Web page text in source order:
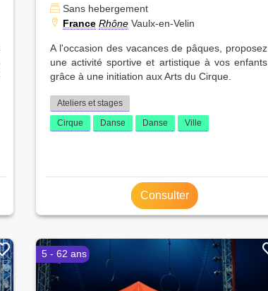
Sans hebergement
France Rhône Vaulx-en-Velin
A l'occasion des vacances de pâques, proposez
une activité sportive et artistique à vos enfants
grâce à une initiation aux Arts du Cirque.
Ateliers et stages
Cirque
Danse Danse Ville
Consulter
5 - 62 ans